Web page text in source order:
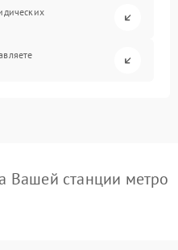
Вашей станции метро